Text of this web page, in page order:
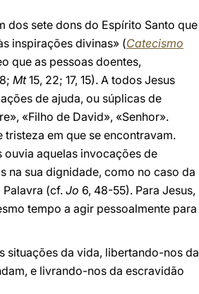
dos sete dons do Espírito Santo que
inspirações divinas» (Catecismo
que as pessoas doentes,
Mt15, 22; 17, 15). A todos Jesus
de ajuda, ou súplicas de
«Filho de David», «Senhor».
em que se encontravam.
ouvia aquelas invocações de
na sua dignidade, como no caso da
Palavra (cf.Jo 6, 48-55). Para Jesus,
tempo a agir pessoalmente para
situações da vida, libertando-nos da
e livrando-nos da escravidão